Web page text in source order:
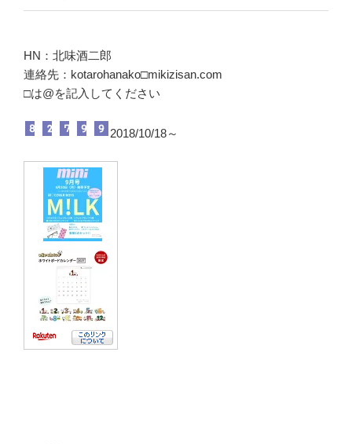
HN：北味酒二郎
連絡先：kotarohanako□mikizisan.com
□は@を記入してください
2018/10/18～